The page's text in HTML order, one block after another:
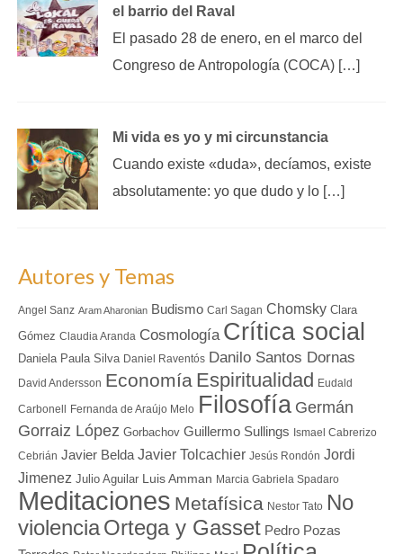
el barrio del Raval
El pasado 28 de enero, en el marco del
Congreso de Antropología (COCA) […]
Mi vida es yo y mi circunstancia
Cuando existe «duda», decíamos, existe
absolutamente: yo que dudo y lo […]
Autores y Temas
Angel Sanz Aram Aharonian Budismo Carl Sagan Chomsky Clara
Gómez Claudia Aranda Cosmología Crítica social
Daniela Paula Silva Daniel Raventós Danilo Santos Dornas
David Andersson Economía Espiritualidad Eudald
Carbonell Fernanda de Araújo Melo Filosofía Germán
Gorraiz López Gorbachov Guillermo Sullings Ismael Cabrerizo
Cebrián Javier Belda Javier Tolcachier Jesús Rondón Jordi
Jimenez Julio Aguilar Luis Amman Marcia Gabriela Spadaro
Meditaciones Metafísica Nestor Tato No
violenciaOrtega y Gasset Pedro Pozas